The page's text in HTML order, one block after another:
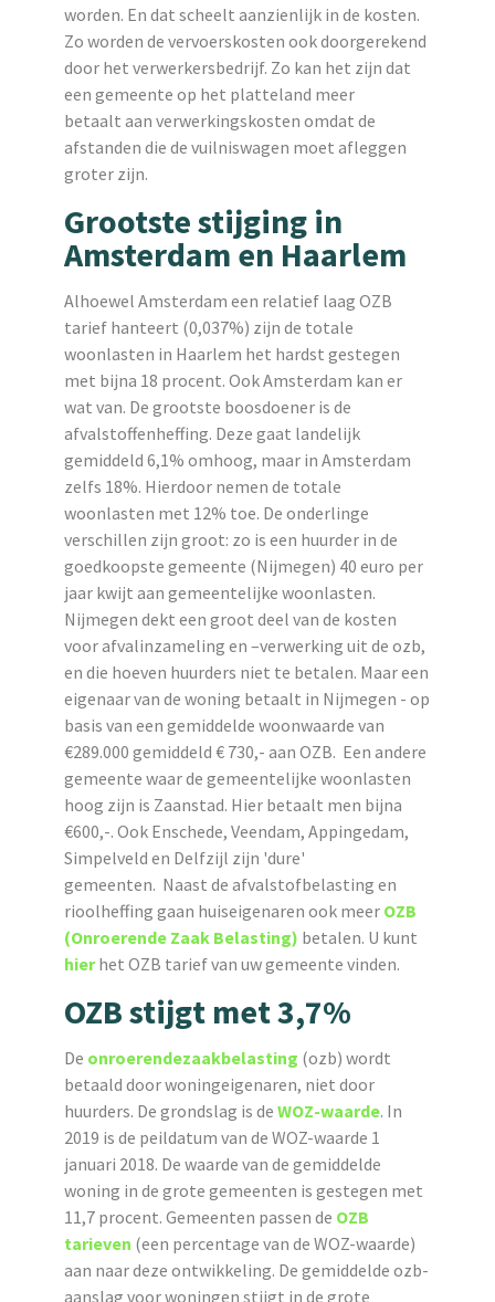
worden. En dat scheelt aanzienlijk in de kosten.
Zo worden de vervoerskosten ook doorgerekend
door het verwerkersbedrijf. Zo kan het zijn dat
een gemeente op het platteland meer
betaalt aan verwerkingskosten omdat de
afstanden die de vuilniswagen moet afleggen
groter zijn.
Grootste stijging in
Amsterdam en Haarlem
Alhoewel Amsterdam een relatief laag OZB
tarief hanteert (0,037%) zijn de totale
woonlasten in Haarlem het hardst gestegen
met bijna 18 procent. Ook Amsterdam kan er
wat van. De grootste boosdoener is de
afvalstoffenheffing. Deze gaat landelijk
gemiddeld 6,1% omhoog, maar in Amsterdam
zelfs 18%. Hierdoor nemen de totale
woonlasten met 12% toe. De onderlinge
verschillen zijn groot: zo is een huurder in de
goedkoopste gemeente (Nijmegen) 40 euro per
jaar kwijt aan gemeentelijke woonlasten.
Nijmegen dekt een groot deel van de kosten
voor afvalinzameling en –verwerking uit de ozb,
en die hoeven huurders niet te betalen. Maar een
eigenaar van de woning betaalt in Nijmegen - op
basis van een gemiddelde woonwaarde van
€289.000 gemiddeld € 730,- aan OZB. Een andere
gemeente waar de gemeentelijke woonlasten
hoog zijn is Zaanstad. Hier betaalt men bijna
€600,-. Ook Enschede, Veendam, Appingedam,
Simpelveld en Delfzijl zijn 'dure'
gemeenten. Naast de afvalstofbelasting en
rioolheffing gaan huiseigenaren ook meer OZB
(Onroerende Zaak Belasting) betalen. U kunt
hierhet OZB tarief van uw gemeente vinden.
OZB stijgt met 3,7%
De onroerendezaakbelasting (ozb) wordt
betaald door woningeigenaren, niet door
huurders. De grondslag is de WOZ-waarde. In
2019 is de peildatum van de WOZ-waarde 1
januari 2018. De waarde van de gemiddelde
woning in de grote gemeenten is gestegen met
11,7 procent. Gemeenten passen de OZB
tarieven (een percentage van de WOZ-waarde)
aan naar deze ontwikkeling. De gemiddelde ozb-
aanslag voor woningen stijgt in de grote